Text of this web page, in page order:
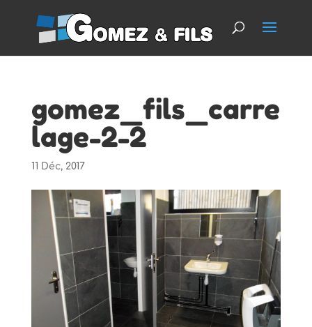
gomez_fils_carre
lage-2-2
11 Déc, 2017